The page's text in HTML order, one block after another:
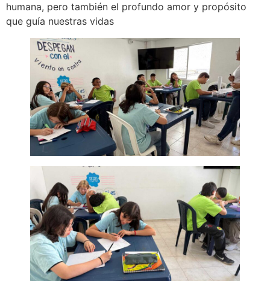
humana, pero también el profundo amor y propósito
que guía nuestras vidas